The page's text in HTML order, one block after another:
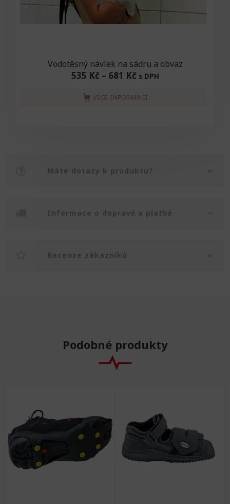
Vodotěsný návlek na sádru a obvaz
535 Kč– 681 Kč s DPH
VÍCE INFORMACÍ
Máte dotazy k produktu?
Informace o dopravě a platbě
Recenze zákazníků
Podobné produkty